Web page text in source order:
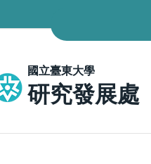
國立臺東大學
研究發展處